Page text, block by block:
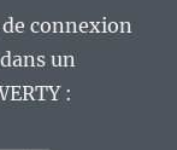
connexion
un
: